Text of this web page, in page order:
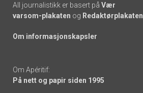
All journalistikk er basert på Vær
varsom-plakaten og Redaktørplakaten
Om informasjonskapsler
Om Apéritif:
På nett og papir siden 1995